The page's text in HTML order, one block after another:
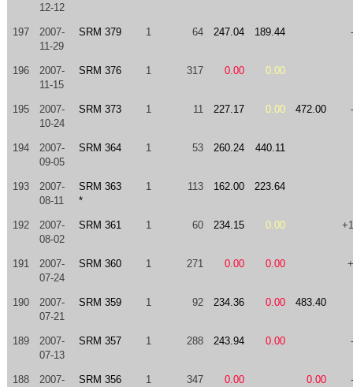
12-12
197
2007-
11-29
SRM 379 1 64 247.04 189.44
196
2007-
11-15
SRM 376 1 317 0.00 0.00
195
2007-
10-24
SRM 373 1 11 227.17 0.00 472.00
194
2007-
09-05
SRM 364 1 53 260.24 440.11
193
2007-
08-11
SRM 363
*
1 113 162.00 223.64
192
2007-
08-02
SRM 361 1 60 234.15 0.00
191
2007-
07-24
SRM 360 1 271 0.00 0.00
190
2007-
07-21
SRM 359 1 92 234.36 0.00 483.40
189
2007-
07-13
SRM 357 1 288 243.94 0.00
188
2007-
SRM 356 1 347 0.00 0.00